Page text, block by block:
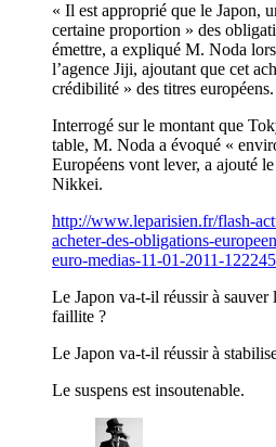
« Il est approprié que le Japon,
certaine proportion » des
émettre, a expliqué M. Noda
l’agence Jiji, ajoutant que cet
crédibilité » des titres européens.
Interrogé sur le montant que
table, M. Noda a évoqué «
Européens vont lever, a ajouté
Nikkei.
http://www.leparisien.fr/flash-
acheter-des-obligations-
euro-medias-11-01-2011-
Le Japon va-t-il réussir à sauver
faillite ?
Le Japon va-t-il réussir à
Le suspens est insoutenable.